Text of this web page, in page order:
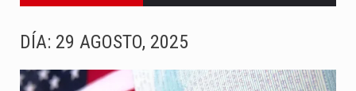
DÍA: 29 AGOSTO, 2025